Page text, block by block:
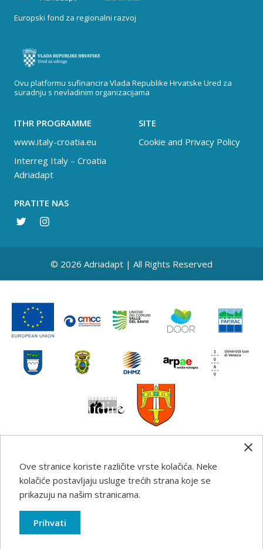
Europski fond za regionalni razvoj
Ovu platformu sufinancira Vlada Republike Hrvatske Ured za
suradnju s nevladinim organizacijama
ITHR PROGRAMME
www.italy-croatia.eu
Interreg Italy – Croatia
Adriadapt
SITE
Cookie and Privacy Policy
PRATITE NAS
© 2026 Adriadapt | All Rights Reserved
Any information, good practice guidance and
recommendations published on this web site reflects the
author’s views; the Programme authorities are not liable
for any use that may be made of the information
Ove stranice koriste različite vrste kolačića. Neke
kolačiće postavljaju usluge trećih strana koje se
prikazuju na našim stranicama.
Prihvati